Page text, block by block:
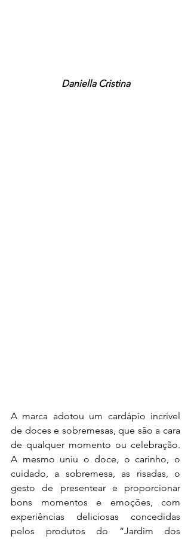
Daniella Cristina
A marca adotou um cardápio incrível
de doces e sobremesas, que são a cara
de qualquer momento ou celebração.
A mesmo uniu o doce, o carinho, o
cuidado, a sobremesa, as risadas, o
gesto de presentear e proporcionar
bons momentos e emoções, com
experiências deliciosas concedidas
pelos produtos do “Jardim dos